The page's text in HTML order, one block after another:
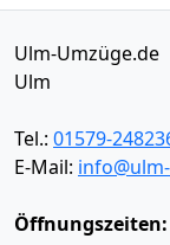
Ulm-Umzüge.de
Ulm
Tel.: 01579-
E-Mail:
Öffnungszeiten: